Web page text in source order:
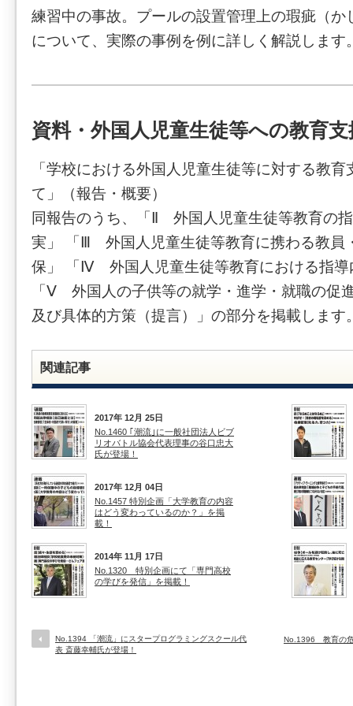
練習中の事故。プールの設置管理上の瑕疵（か
について、実際の事例を例に詳しく解説します
資料・外国人児童生徒等への教育
「学校における外国人児童生徒等に対する教
て」（報告・概要）
同報告のうち、「Ⅱ 外国人児童生徒等教育の
実」 「Ⅲ 外国人児童生徒等教育に携わる教員
保」 「Ⅳ 外国人児童生徒等教育における指導
「Ⅴ 外国人の子供等の就学・進学・就職の促
及び具体的方策（提言）」の部分を掲載します
関連記事
2017年 12月 25日
No.1460 ｢潮流｣に一般社団法人ビブ
リオバトル協会代表理事の谷口忠大
氏が登場！
2017年 12月 04日
No.1457 特別企画「大学教育の内容
はどう変わっているのか？」を掲
載！
2014年 11月 17日
No.1320 特別企画にて「専門高校
の学びを発信」を掲載！
No.1394 「潮流」にスタープログラミングスクール代
表 斎藤幸輔氏が登場！
No.1396 教育の危